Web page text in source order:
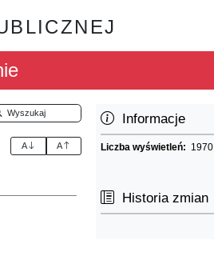
Wyszukaj
A A
Informacje
Liczba wyświetleń: 1970
Historia zmian